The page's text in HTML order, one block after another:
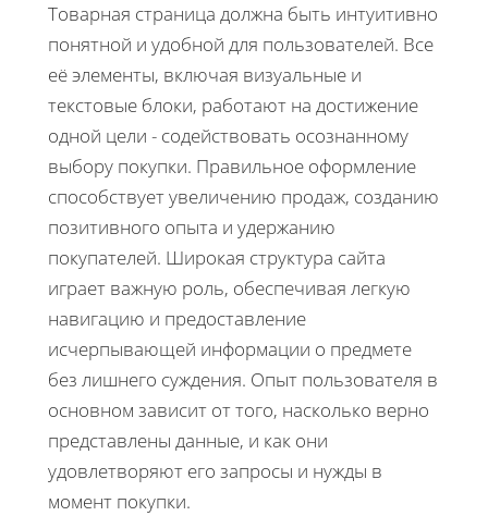
Товарная страница должна быть интуитивно
понятной и удобной для пользователей. Все
её элементы, включая визуальные и
текстовые блоки, работают на достижение
одной цели - содействовать осознанному
выбору покупки. Правильное оформление
способствует увеличению продаж, созданию
позитивного опыта и удержанию
покупателей. Широкая структура сайта
играет важную роль, обеспечивая легкую
навигацию и предоставление
исчерпывающей информации о предмете
без лишнего суждения. Опыт пользователя в
основном зависит от того, насколько верно
представлены данные, и как они
удовлетворяют его запросы и нужды в
момент покупки.